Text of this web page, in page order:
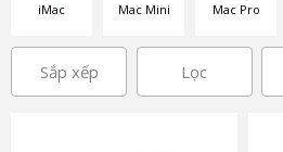
iMac Mac Mini Mac Pro
Sắp xếp Lọc